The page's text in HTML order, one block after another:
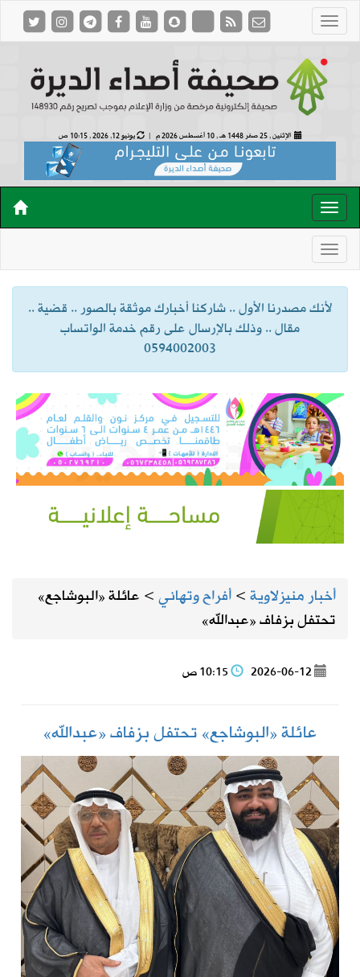
الإثنين , 25 صفر 1448 هـ , 10 أغسطس 2026 م | يونيو 12, 2026 , 10:15 ص
لأنك مصدرنا الأول .. شاركنا أخبارك موثقة بالصور .. قضية ..
مقال .. وذلك بالإرسال على رقم خدمة الواتساب
0594002003
أخبار منيزلاوية>أفراح وتهاني> عائلة «البوشاجع»
تحتفل بزفاف «عبدالله»
2026-06-12
عائلة «البوشاجع» تحتفل بزفاف «عبدالله»